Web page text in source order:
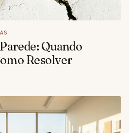
Quando
Resolver